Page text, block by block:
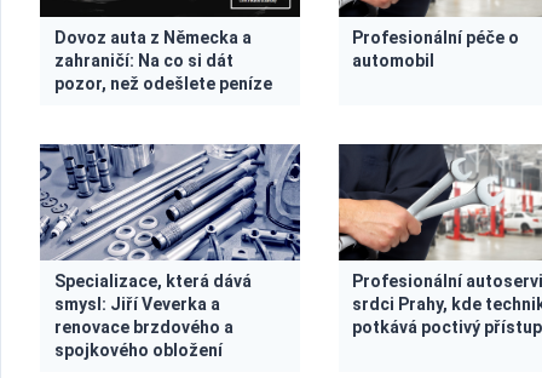
Dovoz auta z Německa a
zahraničí: Na co si dát
pozor, než odešlete peníze
Profesionální péče o
automobil
Specializace, která dává
smysl: Jiří Veverka a
renovace brzdového a
spojkového obložení
Profesionální
srdci Prahy, kde
potkává poctivý přístup